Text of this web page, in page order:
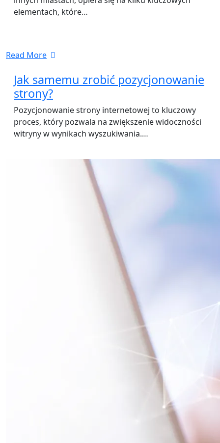
elementach, które…
Read More
Jak samemu zrobić pozycjonowanie
strony?
Pozycjonowanie strony internetowej to kluczowy
proces, który pozwala na zwiększenie widoczności
witryny w wynikach wyszukiwania.…